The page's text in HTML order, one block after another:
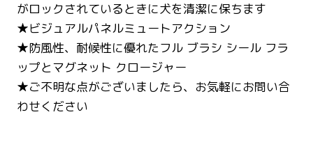
がロックされているときに犬を清潔に保ちます
★ビジュアルパネルミュートアクション
★防風性、耐候性に優れたフル ブラシ シール フラ
ップとマグネット クロージャー
★ご不明な点がございましたら、お気軽にお問い合
わせください